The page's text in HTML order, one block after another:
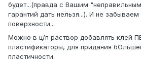
будет...(правда с Вашим
гарантий дать нельзя...). И не забываем
поверхности...
Можно в ц/п раствор добавлять клей
пластификаторы, для придания
пластичности.